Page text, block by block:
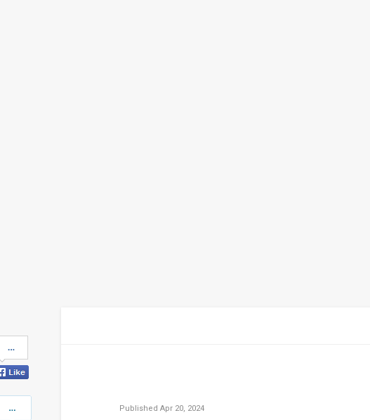
on
Facebook
on
Published Apr 20, 2024